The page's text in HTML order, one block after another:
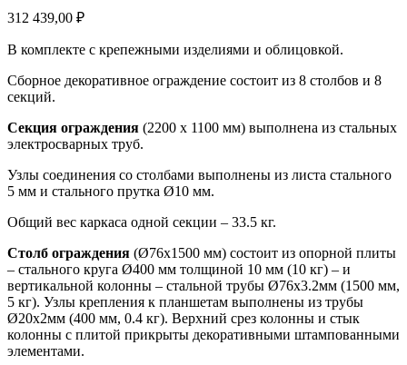
312 439,00 ₽
В комплекте с крепежными изделиями и облицовкой.
Сборное декоративное ограждение состоит из 8 столбов и 8
секций.
Секция ограждения (2200 х 1100 мм) выполнена из стальных
электросварных труб.
Узлы соединения со столбами выполнены из листа стального
5 мм и стального прутка Ø10 мм.
Общий вес каркаса одной секции – 33.5 кг.
Столб ограждения (Ø76х1500 мм) состоит из опорной плиты
– стального круга Ø400 мм толщиной 10 мм (10 кг) – и
вертикальной колонны – стальной трубы Ø76х3.2мм (1500 мм,
5 кг). Узлы крепления к планшетам выполнены из трубы
Ø20х2мм (400 мм, 0.4 кг). Верхний срез колонны и стык
колонны с плитой прикрыты декоративными штампованными
элементами.